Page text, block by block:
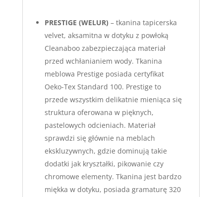
PRESTIGE (WELUR) – tkanina tapicerska
velvet, aksamitna w dotyku z powłoką
Cleanaboo zabezpieczająca materiał
przed wchłanianiem wody. Tkanina
meblowa Prestige posiada certyfikat
Oeko-Tex Standard 100. Prestige to
przede wszystkim delikatnie mieniąca się
struktura oferowana w pięknych,
pastelowych odcieniach. Materiał
sprawdzi się głównie na meblach
ekskluzywnych, gdzie dominują takie
dodatki jak kryształki, pikowanie czy
chromowe elementy. Tkanina jest bardzo
miękka w dotyku, posiada gramaturę 320